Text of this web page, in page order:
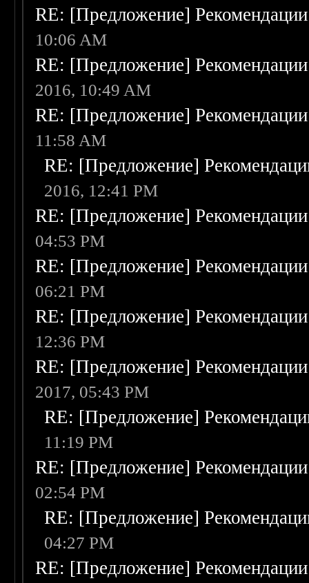
RE: [Предложение]
10:06 AM
RE: [Предложение]
2016, 10:49 AM
RE: [Предложение]
11:58 AM
RE: [Предложение]
2016, 12:41 PM
RE: [Предложение]
04:53 PM
RE: [Предложение]
06:21 PM
RE: [Предложение]
12:36 PM
RE: [Предложение]
2017, 05:43 PM
RE: [Предложение]
11:19 PM
RE: [Предложение]
02:54 PM
RE: [Предложение]
04:27 PM
RE: [Предложение]